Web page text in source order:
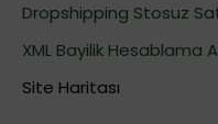
Dropshipping Stosuz
XML Bayilik Hesablama
Site Haritası